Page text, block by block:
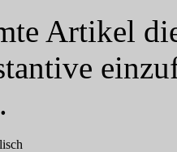
Artikel